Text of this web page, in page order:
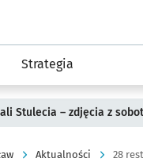
Strategia
Stulecia – zdjęcia z
Aktualności 28